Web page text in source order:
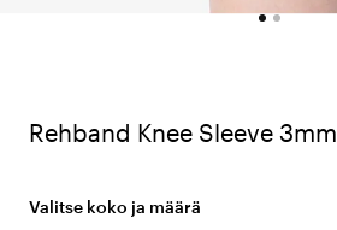
Rehband Knee Sleeve 3mm
Valitse koko ja määrä